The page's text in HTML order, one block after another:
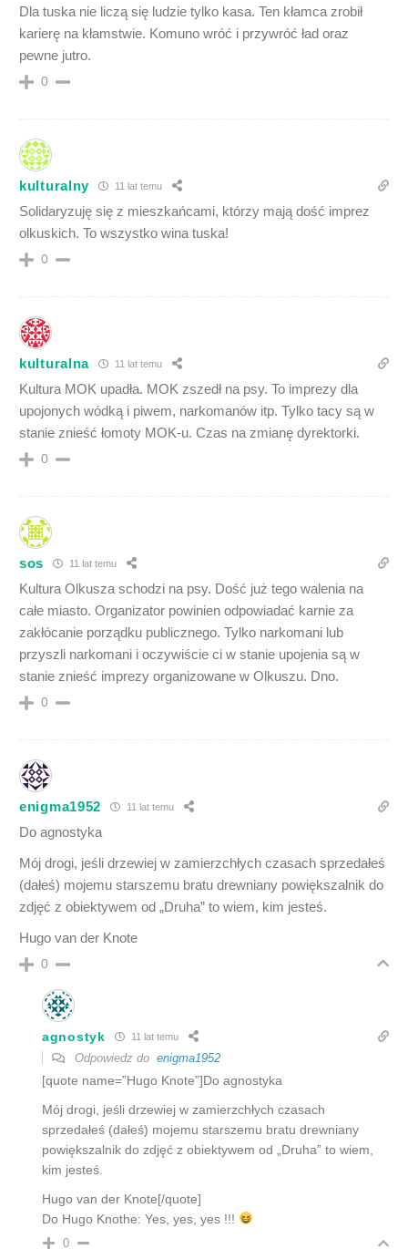
Dla tuska nie liczą się ludzie tylko kasa. Ten kłamca zrobił
karierę na kłamstwie. Komuno wróć i przywróć ład oraz
pewne jutro.
0
kulturalny 11 lat temu
Solidaryzuję się z mieszkańcami, którzy mają dość imprez
olkuskich. To wszystko wina tuska!
0
kulturalna 11 lat temu
Kultura MOK upadła. MOK zszedł na psy. To imprezy dla
upojonych wódką i piwem, narkomanów itp. Tylko tacy są w
stanie znieść łomoty MOK-u. Czas na zmianę dyrektorki.
0
sos 11 lat temu
Kultura Olkusza schodzi na psy. Dość już tego walenia na
całe miasto. Organizator powinien odpowiadać karnie za
zakłócanie porządku publicznego. Tylko narkomani lub
przyszli narkomani i oczywiście ci w stanie upojenia są w
stanie znieść imprezy organizowane w Olkuszu. Dno.
0
enigma1952 11 lat temu
Do agnostyka
Mój drogi, jeśli drzewiej w zamierzchłych czasach sprzedałeś
(dałeś) mojemu starszemu bratu drewniany powiększalnik do
zdjęć z obiektywem od „Druha” to wiem, kim jesteś.
Hugo van der Knote
0
agnostyk 11 lat temu
Odpowiedz do enigma1952
[quote name=”Hugo Knote”]Do agnostyka
Mój drogi, jeśli drzewiej w zamierzchłych czasach
sprzedałeś (dałeś) mojemu starszemu bratu drewniany
powiększalnik do zdjęć z obiektywem od „Druha” to wiem,
kim jesteś.
Hugo van der Knote[/quote]
Do Hugo Knothe: Yes, yes, yes !!!
0